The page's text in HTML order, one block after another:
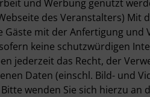
und Werbung genutzt
des Veranstalters) Mit
Gäste mit der Anfertigung und
keine schutzwürdigen
jederzeit das Recht, der
Daten (einschl. Bild- und
wenden Sie sich hierzu an